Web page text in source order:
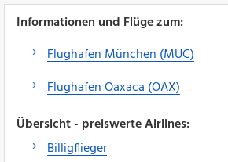
Informationen und Flüge zum:
Flughafen München (MUC)
Flughafen Oaxaca (OAX)
Übersicht - preiswerte Airlines:
Billigflieger